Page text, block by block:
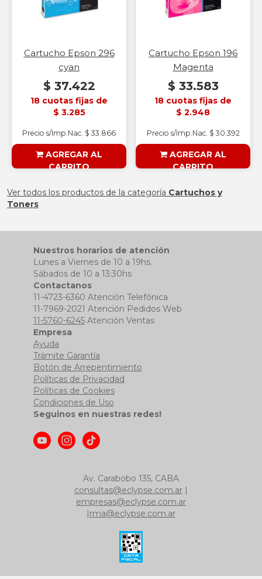
Cartucho Epson 296
cyan
$ 37.422
18 cuotas fijas de
$ 3.285
Precio s/Imp.Nac. $ 33.866
AGREGAR AL
CARRITO
Cartucho Epson 196
Magenta
$ 33.583
18 cuotas fijas de
$ 2.948
Precio s/Imp.Nac. $ 30.392
AGREGAR AL
CARRITO
Ver todos los productos de la categoría Cartuchos y
Toners
Nuestros horarios de atención
Lunes a Viernes de 10 a 19hs.
Sábados de 10 a 13:30hs
Contactanos
11-4723-6360 Atención Telefónica
11-7969-2021 Atención Pedidos Web
11-5760-6245Atención Ventas
Empresa
Ayuda
Trámite Garantía
Botón de Arrepentimiento
Políticas de Privacidad
Políticas de Cookies
Condiciones de Uso
Seguinos en nuestras redes!
Av. Carabobo 135, CABA
consultas@eclypse.com.ar |
empresas@eclypse.com.ar
|rma@eclypse.com.ar